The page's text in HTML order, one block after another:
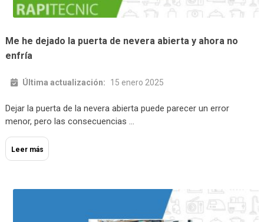
Me he dejado la puerta de nevera abierta y ahora no
enfría
Última actualización: 15 enero 2025
Dejar la puerta de la nevera abierta puede parecer un error
menor, pero las consecuencias …
Leer más